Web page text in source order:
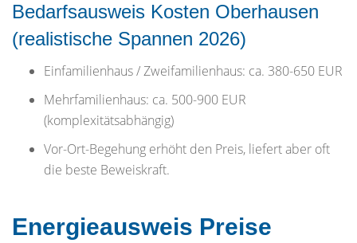
Bedarfsausweis Kosten Oberhausen
(realistische Spannen 2026)
Einfamilienhaus / Zweifamilienhaus: ca. 380-650 EUR
Mehrfamilienhaus: ca. 500-900 EUR
(komplexitätsabhängig)
Vor-Ort-Begehung erhöht den Preis, liefert aber oft
die beste Beweiskraft.
Energieausweis Preise